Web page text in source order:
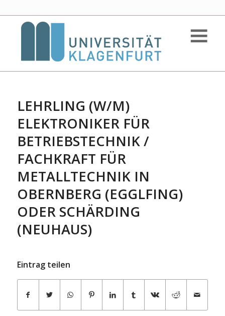
LEHRLING (W/M)
ELEKTRONIKER FÜR
BETRIEBSTECHNIK /
FACHKRAFT FÜR
METALLTECHNIK IN
OBERNBERG (EGGLFING)
ODER SCHÄRDING
(NEUHAUS)
Eintrag teilen